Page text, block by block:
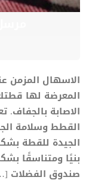
الاسهال المزمن
المعرضة لها
الاصابة بالجفاف.
القطط وسلامة
الجيدة للقطة
بنيًا ومتناسقًا
صندوق الفضلات